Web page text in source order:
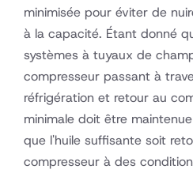
minimisée pour éviter de
à la capacité. Étant donné
systèmes à tuyaux de
compresseur passant à
réfrigération et retour au
minimale doit être
que l'huile suffisante soit
compresseur à des